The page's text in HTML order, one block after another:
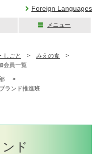
Foreign Languages
メニュー
しごと > みえの食 >
会員一覧
部 >
ランド推進班
ド